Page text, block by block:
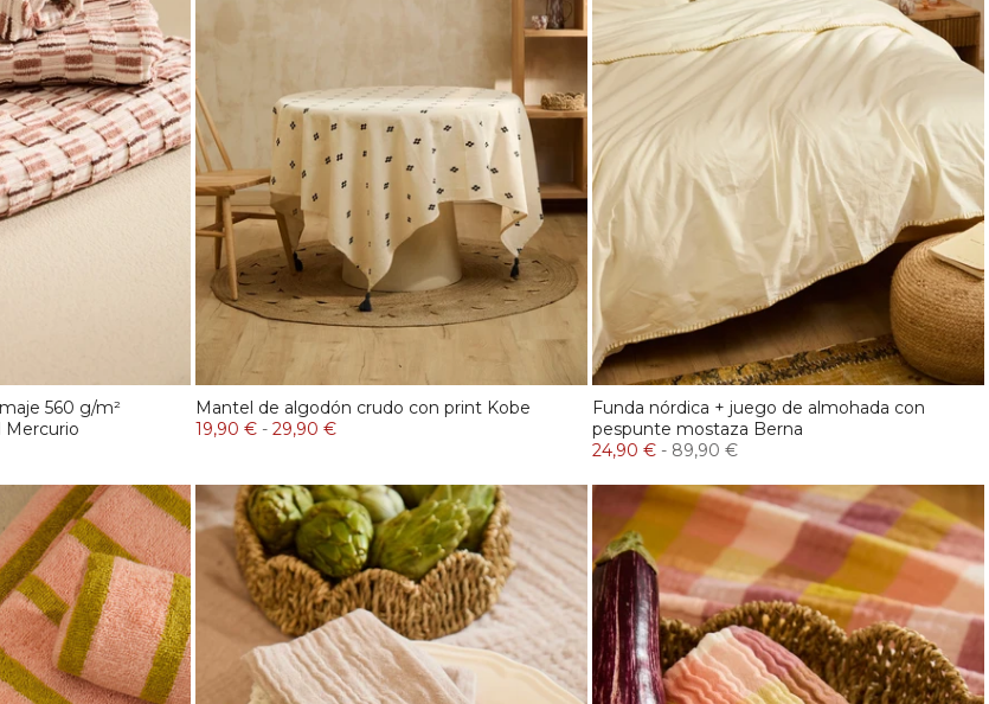
560 g/m²
Mercurio
Mantel de algodón crudo con print Kobe
19,90 € - 29,90 €
Funda nórdica + juego de almohada con
pespunte mostaza Berna
24,90 € - 89,90 €